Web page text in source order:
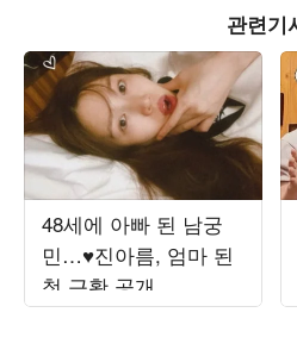
관련기
48세에 아빠 된 남궁
민…♥진아름, 엄마 된
첫 근황 공개